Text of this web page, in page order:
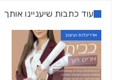
עוד כתבות שיעניינו אותך
אדריכלות ועיצוב